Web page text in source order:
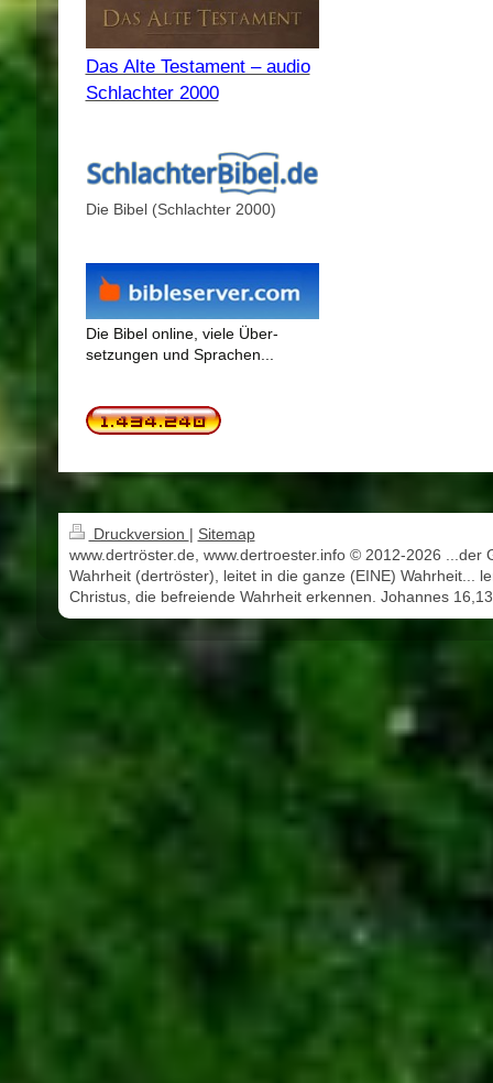
Das Alte Testament – audio
Schlachter 2000
Die Bibel (Schlachter 2000)
Die Bibel online, viele Über-
setzungen und Sprachen...
Druckversion | Sitemap
www.dertröster.de, www.dertroester.info © 2012-2026 ...der
Wahrheit (dertröster), leitet in die ganze (EINE) Wahrheit...
Christus, die befreiende Wahrheit erkennen. Johannes 16,13